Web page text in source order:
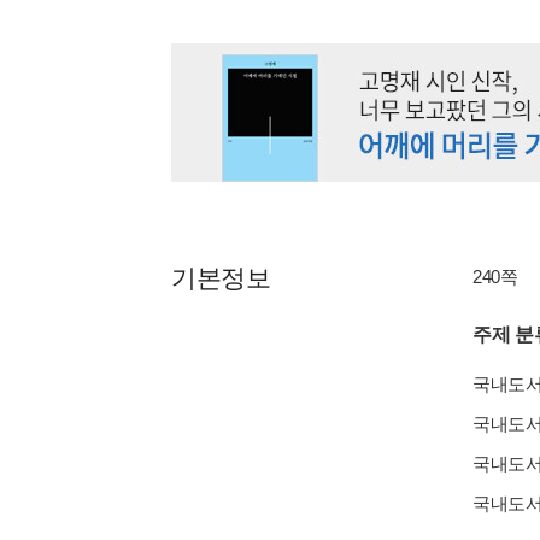
기본정보 240쪽
주제 분
국내도
국내도
국내도
국내도